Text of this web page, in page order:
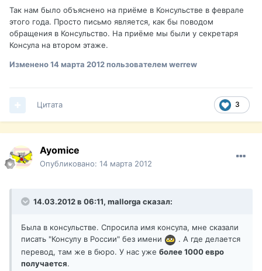
Так нам было объяснено на приёме в Консульстве в феврале
этого года. Просто письмо является, как бы поводом
обращения в Консульство. На приёме мы были у секретаря
Консула на втором этаже.
Изменено14 марта 2012пользователем werrew
3
Цитата
Ayomice
Опубликовано: 14 марта 2012
14.03.2012 в 06:11, mallorga сказал:
Была в консульстве. Спросила имя консула, мне сказали
писать "Консулу в России" без имени
. А где делается
перевод, там же в бюро. У нас уже более 1000 евро
получается.